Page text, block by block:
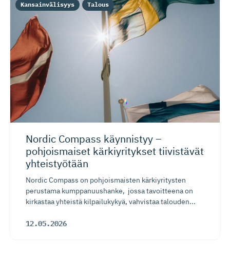
Nordic Compass käynnistyy –
pohjoismaiset kärkiyritykset tiivistävät
yhteistyötään
Nordic Compass on pohjoismaisten kärkiyritysten
perustama kumppanuushanke, jossa tavoitteena on
kirkastaa yhteistä kilpailukykyä, vahvistaa talouden...
12.05.2026
Kansainvälisyys Talous